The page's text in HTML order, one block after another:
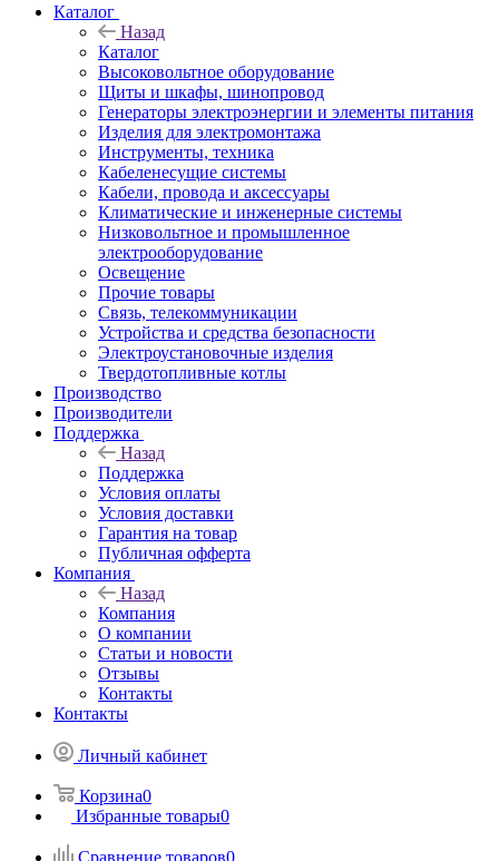
Каталог
Назад
Каталог
Высоковольтное оборудование
Щиты и шкафы, шинопровод
Генераторы электроэнергии и элементы питания
Изделия для электромонтажа
Инструменты, техника
Кабеленесущие системы
Кабели, провода и аксессуары
Климатические и инженерные системы
Низковольтное и промышленное
электрооборудование
Освещение
Прочие товары
Связь, телекоммуникации
Устройства и средства безопасности
Электроустановочные изделия
Твердотопливные котлы
Производство
Производители
Поддержка
Назад
Поддержка
Условия оплаты
Условия доставки
Гарантия на товар
Публичная офферта
Компания
Назад
Компания
О компании
Статьи и новости
Отзывы
Контакты
Контакты
Личный кабинет
Корзина0
Избранные товары0
Сравнение товаров0